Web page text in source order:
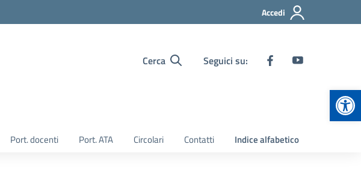
Accedi
Cerca Seguici su:
Port. docenti Port. ATA Circolari Contatti Indice alfabetico